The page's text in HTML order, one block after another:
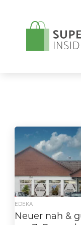
EDEKA
Neuer nah &